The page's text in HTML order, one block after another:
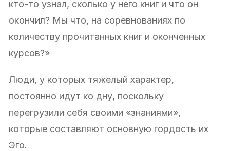
кто-то узнал, сколько у него книг и что он
окончил? Мы что, на соревнованиях по
количеству прочитанных книг и оконченных
курсов?»
Люди, у которых тяжелый характер,
постоянно идут ко дну, поскольку
перегрузили себя своими «знаниями»,
которые составляют основную гордость их
Эго.